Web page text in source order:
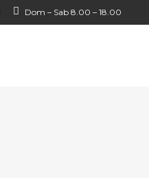
Dom – Sab 8.00 – 18.00